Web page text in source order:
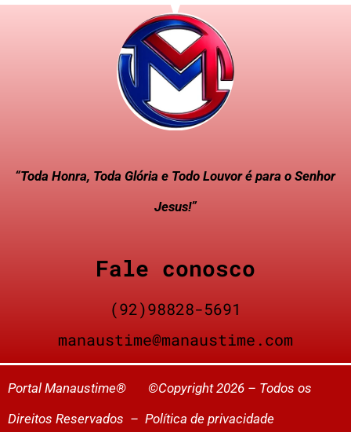
“Toda Honra, Toda Glória e Todo Louvor é para o Senhor
Jesus!”
Fale conosco
(92)98828-5691
manaustime@manaustime.com
Portal Manaustime® ©Copyright 2026 – Todos os
Direitos Reservados – Política de privacidade